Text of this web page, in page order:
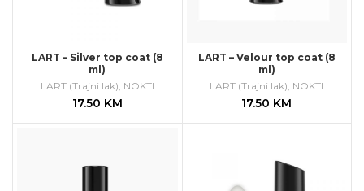
LART – Silver top coat (8
ml)
LART (Trajni lak) NOKTI
17.50 KM
LART – Velour top coat (8
ml)
LART (Trajni lak) NOKTI
17.50 KM